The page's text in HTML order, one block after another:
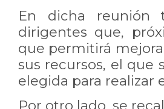
En dicha reunión
dirigentes que,
que permitirá
sus recursos, el que
elegida para realizar
Por otro lado, se